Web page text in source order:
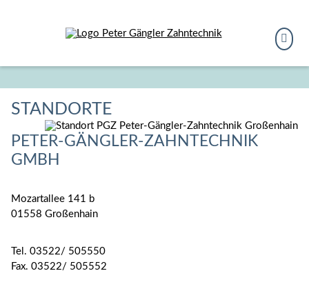
überspringen
Navigation
anzeigen
STANDORTE
PETER-GÄNGLER-ZAHNTECHNIK
GMBH
Mozartallee 141 b
01558 Großenhain
Tel. 03522/ 505550
Fax. 03522/ 505552